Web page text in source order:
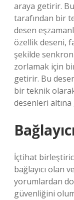
araya getirir.
tarafından bir
desen
özellik deseni,
şekilde
zorlamak için
getirir. Bu
bir teknik
desenleri
İçtihat
bağlayıcı olan
yorumlardan
güvenliğini